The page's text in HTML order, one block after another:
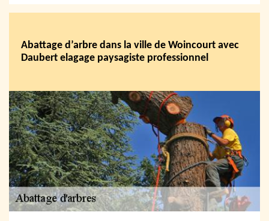
Abattage d’arbre dans la ville de Woincourt avec
Daubert elagage paysagiste professionnel